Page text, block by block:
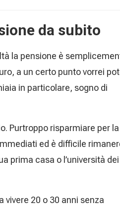
da subito
la pensione è
a un certo punto vorrei
in particolare, sogno di
Purtroppo risparmiare per la
ed è difficile
prima casa o l’università dei
vivere 20 o 30 anni senza